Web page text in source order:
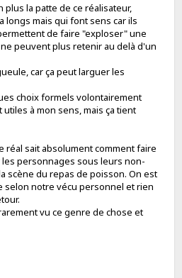
plus la patte de ce réalisateur,
longs mais qui font sens car ils
de faire "exploser" une
peuvent plus retenir au delà d'un
car ça peut larguer les
choix formels volontairement
à mon sens, mais ça tient
réal sait absolument comment faire
personnages sous leurs non-
scène du repas de poisson. On est
selon notre vécu personnel et rien
vu ce genre de chose et